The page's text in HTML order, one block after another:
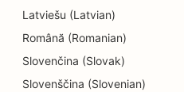
SEO pramogoms ir poilsiui
'Escape Rooms' SEO
Etninių restoranų EO
Latviešu (Latvian)
Română (Romanian)
Slovenčina (Slovak)
Slovenščina (Slovenian)